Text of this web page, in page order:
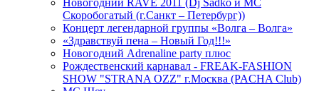
Новогодний RAVE 2011 (Dj Sadko и MC
Скоробогатый (г.Санкт – Петербург))
Концерт легендарной группы «Волга – Волга»
«Здравствуй пена – Новый Год!!!»
Новогодний Adrenaline party плюс
Рождественский карнавал - FREAK-FASHION
SHOW "STRANA OZZ" г.Москва (PACHA Club)